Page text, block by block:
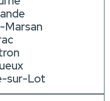
sur-Lot